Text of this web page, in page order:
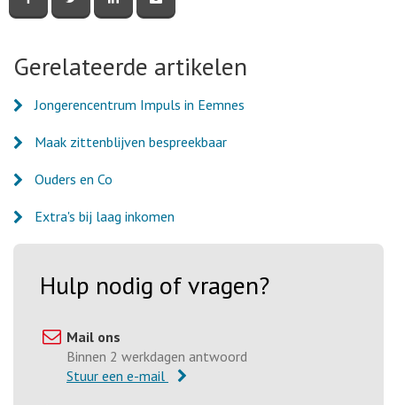
deze
pagina
deze
pagina
deze
pagina
deze
pagina
mail
Gerelateerde artikelen
Jongerencentrum Impuls in Eemnes
Maak zittenblijven bespreekbaar
Ouders en Co
Extra's bij laag inkomen
Hulp nodig of vragen?
Mail ons
Binnen 2 werkdagen antwoord
Stuur een e-mail